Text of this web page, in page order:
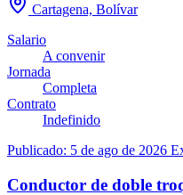
Cartagena, Bolívar
Salario
A convenir
Jornada
Completa
Contrato
Indefinido
Publicado: 5 de ago de 2026
Conductor de doble